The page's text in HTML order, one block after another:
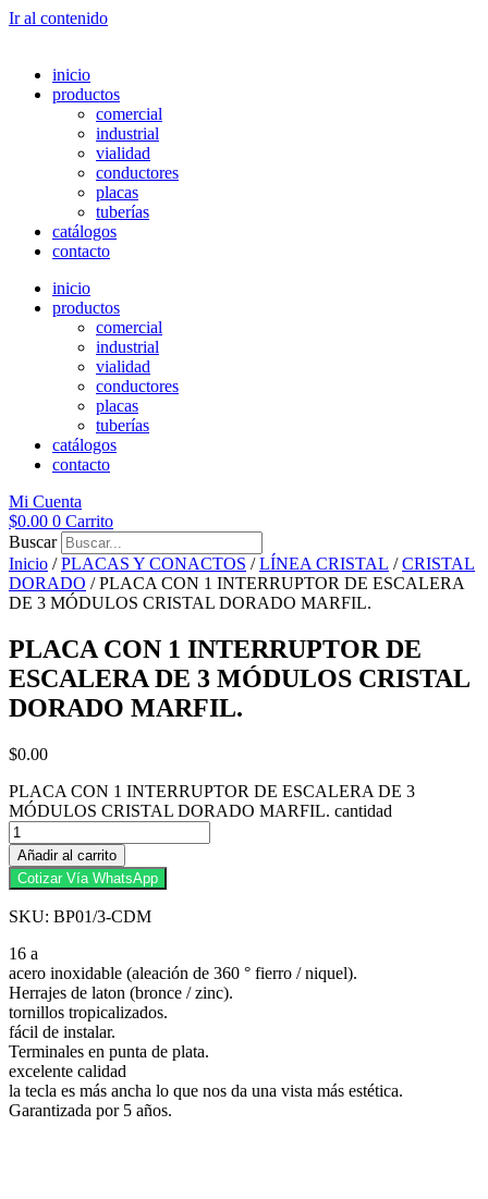
Ir al contenido
inicio
productos
comercial
industrial
vialidad
conductores
placas
tuberías
catálogos
contacto
inicio
productos
comercial
industrial
vialidad
conductores
placas
tuberías
catálogos
contacto
Mi Cuenta
$0.00 0 Carrito
Buscar
Inicio /PLACAS Y CONACTOS /LÍNEA CRISTAL /CRISTAL
DORADO / PLACA CON 1 INTERRUPTOR DE ESCALERA
DE 3 MÓDULOS CRISTAL DORADO MARFIL.
PLACA CON 1 INTERRUPTOR DE
ESCALERA DE 3 MÓDULOS CRISTAL
DORADO MARFIL.
$0.00
PLACA CON 1 INTERRUPTOR DE ESCALERA DE 3
MÓDULOS CRISTAL DORADO MARFIL. cantidad
Añadir al carrito
Cotizar Vía WhatsApp
SKU: BP01/3-CDM
16 a
acero inoxidable (aleación de 360 ​​° fierro / niquel).
Herrajes de laton (bronce / zinc).
tornillos tropicalizados.
fácil de instalar.
Terminales en punta de plata.
excelente calidad
la tecla es más ancha lo que nos da una vista más estética.
Garantizada por 5 años.